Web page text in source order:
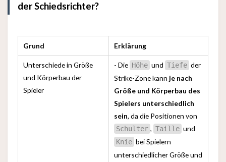
der Schiedsrichter?
Grund Erklärung
Unterschiede in Größe
und Körperbau der
Spieler
- Die Höhe und Tiefe der
Strike-Zone kann je nach
Größe und Körperbau des
Spielers unterschiedlich
sein, da die Positionen von
Schulter , Taille und
Knie bei Spielern
unterschiedlicher Größe und